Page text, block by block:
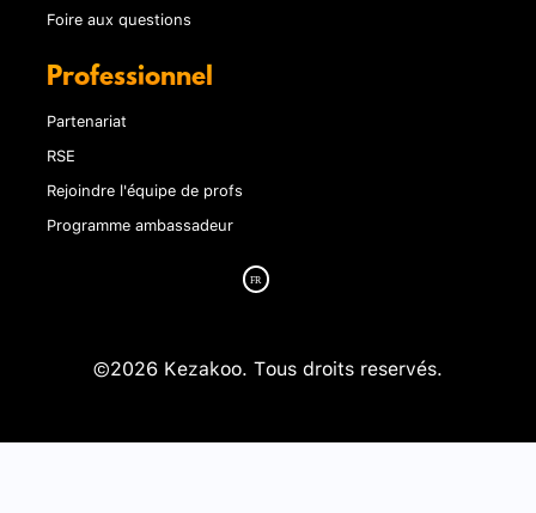
Foire aux questions
Professionnel
Partenariat
RSE
Rejoindre l'équipe de profs
Programme ambassadeur
©2026 Kezakoo. Tous droits reservés.